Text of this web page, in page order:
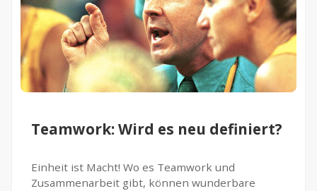
Teamwork: Wird es neu definiert?
Einheit ist Macht! Wo es Teamwork und
Zusammenarbeit gibt, können wunderbare